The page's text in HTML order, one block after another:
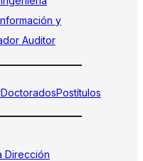
y
Auditor
DoctoradosPostítulos
Dirección